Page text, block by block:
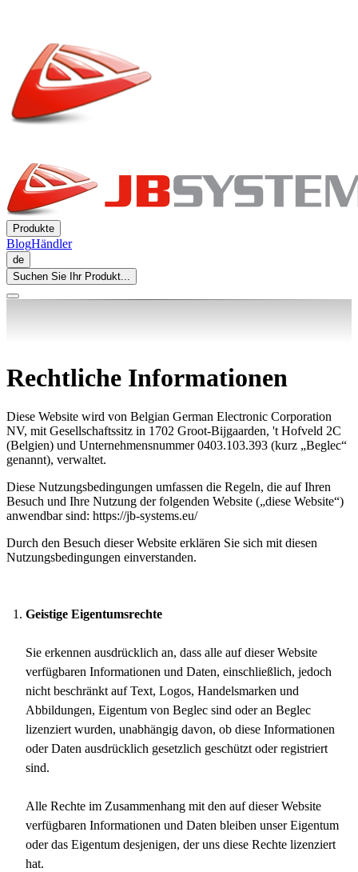
Produkte
BlogHändler
de
Suchen Sie Ihr Produkt...
Rechtliche Informationen
Diese Website wird von Belgian German Electronic Corporation
NV, mit Gesellschaftssitz in 1702 Groot-Bijgaarden, 't Hofveld 2C
(Belgien) und Unternehmensnummer 0403.103.393 (kurz „Beglec“
genannt), verwaltet.
Diese Nutzungsbedingungen umfassen die Regeln, die auf Ihren
Besuch und Ihre Nutzung der folgenden Website („diese Website“)
anwendbar sind: https://jb-systems.eu/
Durch den Besuch dieser Website erklären Sie sich mit diesen
Nutzungsbedingungen einverstanden.
Geistige Eigentumsrechte
Sie erkennen ausdrücklich an, dass alle auf dieser Website
verfügbaren Informationen und Daten, einschließlich, jedoch
nicht beschränkt auf Text, Logos, Handelsmarken und
Abbildungen, Eigentum von Beglec sind oder an Beglec
lizenziert wurden, unabhängig davon, ob diese Informationen
oder Daten ausdrücklich gesetzlich geschützt oder registriert
sind.
Alle Rechte im Zusammenhang mit den auf dieser Website
verfügbaren Informationen und Daten bleiben unser Eigentum
oder das Eigentum desjenigen, der uns diese Rechte lizenziert
hat.